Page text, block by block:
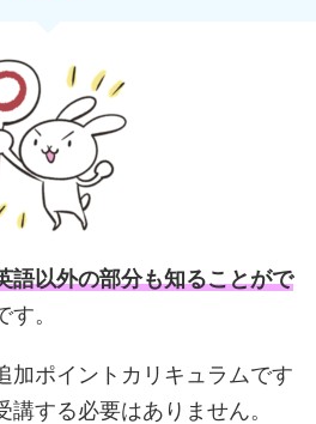
語以外の部分も知ることがで
。
加ポイントカリキュラムです
する必要はありません。